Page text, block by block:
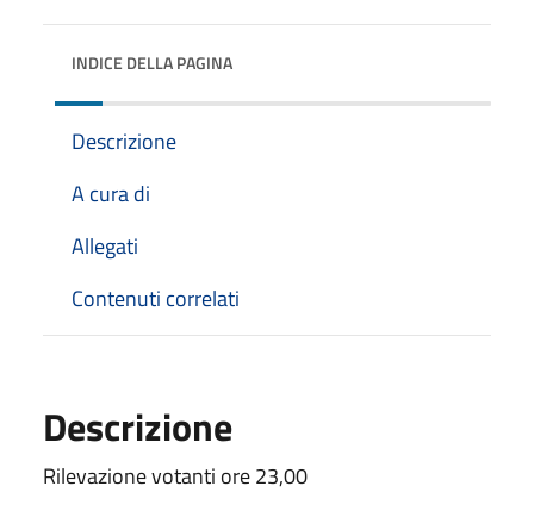
INDICE DELLA PAGINA
Descrizione
A cura di
Allegati
Contenuti correlati
Descrizione
Rilevazione votanti ore 23,00